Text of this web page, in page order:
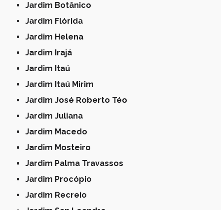
Jardim Botânico
Jardim Flórida
Jardim Helena
Jardim Irajá
Jardim Itaú
Jardim Itaú Mirim
Jardim José Roberto Téo
Jardim Juliana
Jardim Macedo
Jardim Mosteiro
Jardim Palma Travassos
Jardim Procópio
Jardim Recreio